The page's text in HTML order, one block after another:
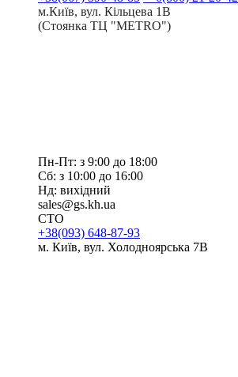
м.Київ, вул. Кільцева 1В
(Стоянка ТЦ "METRO")
Пн-Пт: з 9:00 до 18:00
Сб: з 10:00 до 16:00
Нд: вихідний
sales@gs.kh.ua
СТО
+38(093) 648-87-93
м. Київ, вул. Холодноярська 7В